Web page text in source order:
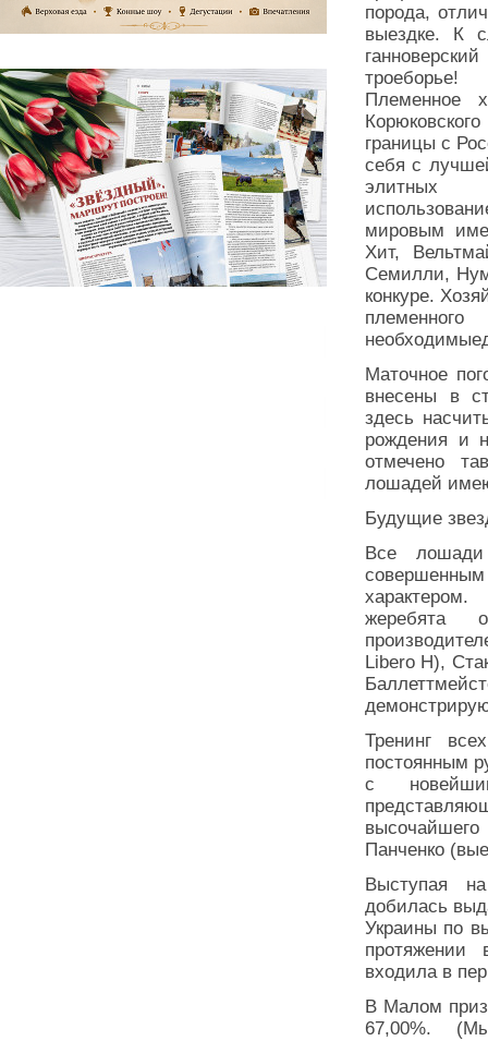
порода,
выездке. К
троеборье!
Племенное
границы с
себя с
элитных
мировым
Хит,
Семилли,
конкуре.
Маточное
внесены в
здесь
рождения и
отмечено
лошадей
Будущие
Все лошади
жеребята
Libero H),
Тренинг
постоянным
с
Панченко
Выступая
добилась
Украины по
протяжении
входила в
В Малом
67,00%.